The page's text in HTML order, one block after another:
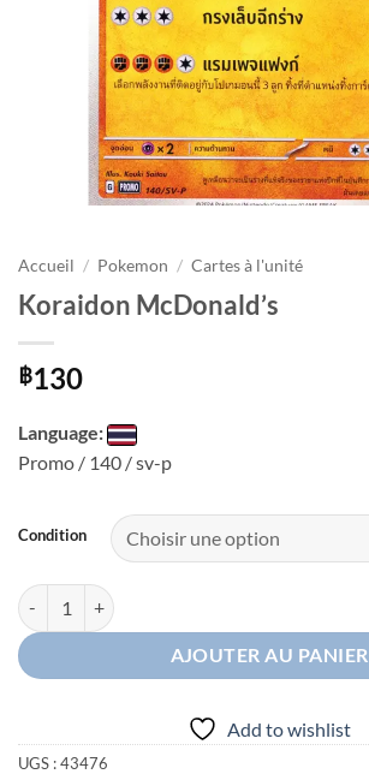
Accueil / Pokemon / Cartes à l'unité
Koraidon McDonald’s
฿130
Language:
Promo / 140 / sv-p
Condition
quantité de Koraidon McDonald's
AJOUTER AU PANIER
Add to wishlist
UGS :43476